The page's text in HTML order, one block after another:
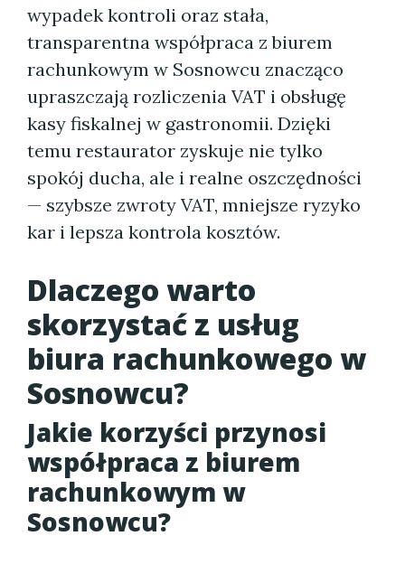
wypadek kontroli oraz stała,
transparentna współpraca z biurem
rachunkowym w Sosnowcu znacząco
upraszczają rozliczenia VAT i obsługę
kasy fiskalnej w gastronomii. Dzięki
temu restaurator zyskuje nie tylko
spokój ducha, ale i realne oszczędności
— szybsze zwroty VAT, mniejsze ryzyko
kar i lepsza kontrola kosztów.
Dlaczego warto
skorzystać z usług
biura rachunkowego w
Sosnowcu?
Jakie korzyści przynosi
współpraca z biurem
rachunkowym w
Sosnowcu?